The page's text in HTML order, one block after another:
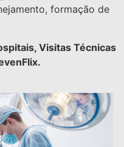
formação de
Visitas Técnicas